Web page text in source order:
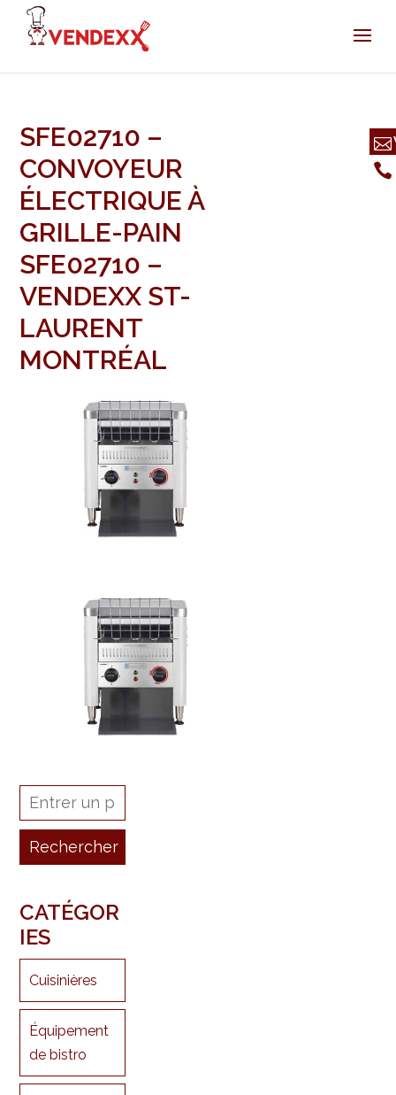
SFE02710 –
CONVOYEUR
ÉLECTRIQUE À
GRILLE-PAIN
SFE02710 –
VENDEXX ST-
LAURENT
MONTRÉAL
CATÉGOR
IES
Cuisinières
Équipement
de bistro